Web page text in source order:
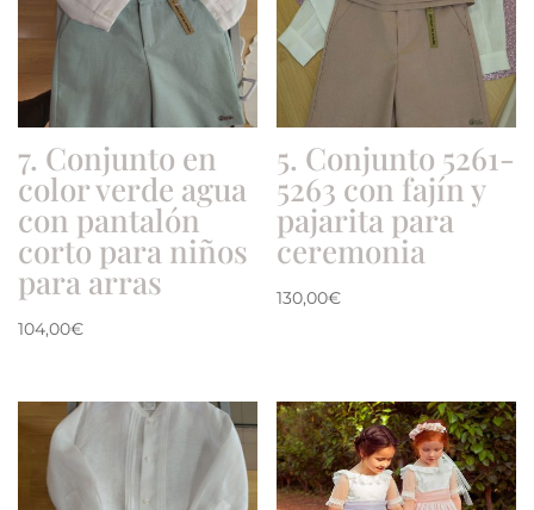
7. Conjunto en
color verde agua
con pantalón
corto para niños
para arras
104,00€
5. Conjunto 5261-
5263 con fajín y
pajarita para
ceremonia
130,00€